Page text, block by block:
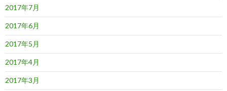
2017年7月
2017年6月
2017年5月
2017年4月
2017年3月